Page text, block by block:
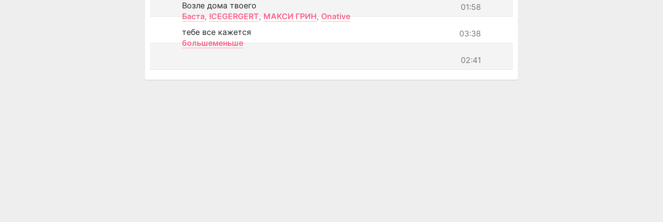
01:58
Возле дома твоего
Баста, ICEGERGERT, МАКСИ ГРИН, Onative
03:38
тебе все кажется
большеменьше
02:41